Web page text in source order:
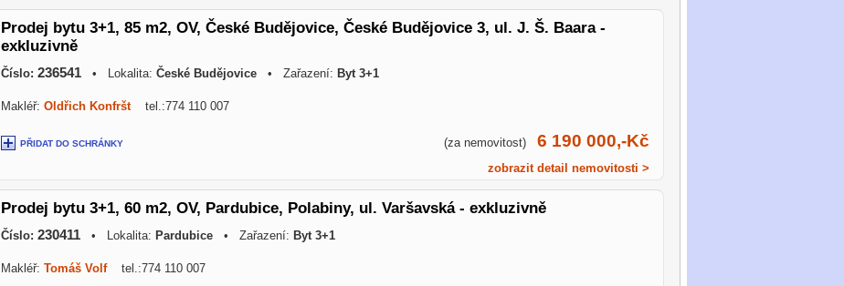
Prodej bytu 3+1, 85 m2, OV, České Budějovice, České Budějovice 3, ul. J. Š. Baara -
exkluzivně
Číslo: 236541 • Lokalita: České Budějovice • Zařazení: Byt 3+1
Makléř: Oldřich Konfršttel.:774 110 007
(za nemovitost) 6 190 000,-Kč
PŘIDAT DO SCHRÁNKY
zobrazit detail nemovitosti >
Prodej bytu 3+1, 60 m2, OV, Pardubice, Polabiny, ul. Varšavská - exkluzivně
Číslo: 230411 • Lokalita: Pardubice • Zařazení: Byt 3+1
Makléř: Tomáš Volftel.:774 110 007